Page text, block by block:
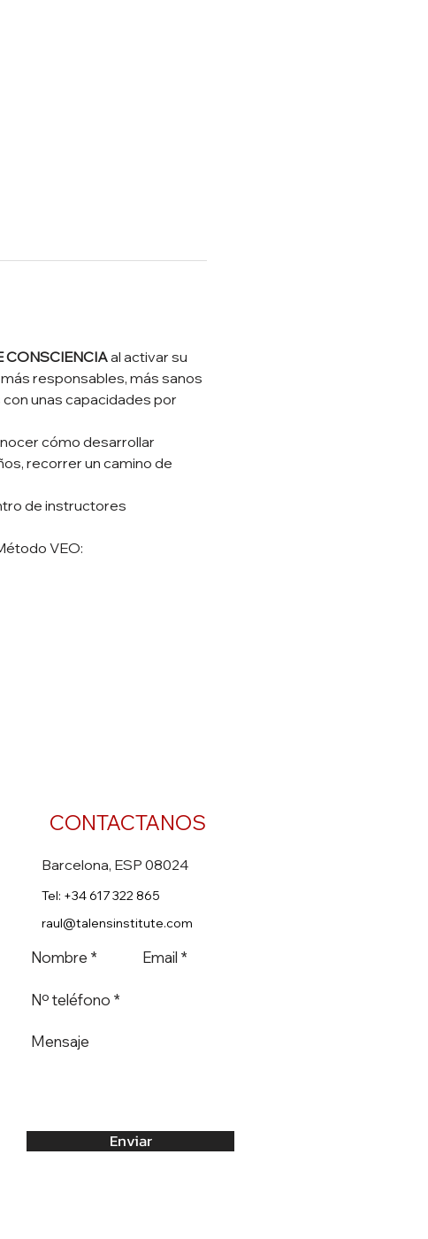
CONSCIENCIA al activar su
responsables, más sanos
unas capacidades por
cómo desarrollar
recorrer un camino de
de instructores
VEO:
Psicóloga Laura
sobre el Método
CONTACTANOS
Barcelona, ESP 08024
Tel: +34 617 322 865
raul@talensinstitute.com
Enviar